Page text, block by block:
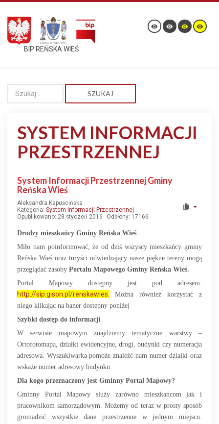
BIP REŃSKA WIEŚ
SZUKAJ
SYSTEM INFORMACJI
PRZESTRZENNEJ
System Informacji Przestrzennej Gminy
Reńska Wieś
Aleksandra Kapuścińska
Kategoria: System Informacji Przestrzennej
Opublikowano: 28 styczeń 2016
Odsłony: 17166
Drodzy mieszkańcy Gminy Reńska Wieś
Miło nam poinformować, że od dziś wszyscy mieszkańcy gminy
Reńska Wieś oraz turyści odwiedzający nasze piękne tereny mogą
przeglądać zasoby Portalu Mapowego Gminy Reńska Wieś.
Portal Mapowy dostępny jest pod adresem:
http://sip.gison.pl/renskawies
Można również korzystać z
niego klikając na baner dostępny poniżej
Szybki dostęp do informacji
W serwisie mapowym znajdziemy tematyczne warstwy –
Ortofotomapa, działki ewidencyjne, drogi, budynki czy numeracja
adresowa. Wyszukiwarka pomoże znaleźć nam numer działki oraz
wskaże numer adresowy budynku.
Dla kogo przeznaczony jest Gminny Portal Mapowy?
Gminny Portal Mapowy służy zarówno mieszkańcom jak i
pracownikom samorządowym. Możemy od teraz w prosty sposób
gromadzić wszystkie dane przestrzenne w jednym miejscu.